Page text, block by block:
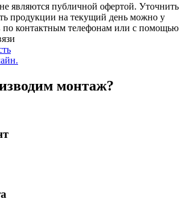
являются публичной офертой. Уточнить
продукции на текущий день можно у
контактным телефонам или с помощью
монтаж?